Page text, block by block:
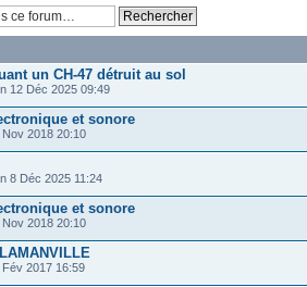
un CH-47 détruit au sol
12 Déc 2025 09:49
et sonore
2018 20:10
8 Déc 2025 11:24
et sonore
2018 20:10
2017 16:59